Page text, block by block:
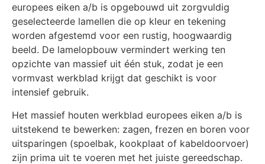
europees eiken a/b is opgebouwd uit zorgvuldig
geselecteerde lamellen die op kleur en tekening
worden afgestemd voor een rustig, hoogwaardig
beeld. De lamelopbouw vermindert werking ten
opzichte van massief uit één stuk, zodat je een
vormvast werkblad krijgt dat geschikt is voor
intensief gebruik.
Het massief houten werkblad europees eiken a/b is
uitstekend te bewerken: zagen, frezen en boren voor
uitsparingen (spoelbak, kookplaat of kabeldoorvoer)
zijn prima uit te voeren met het juiste gereedschap.